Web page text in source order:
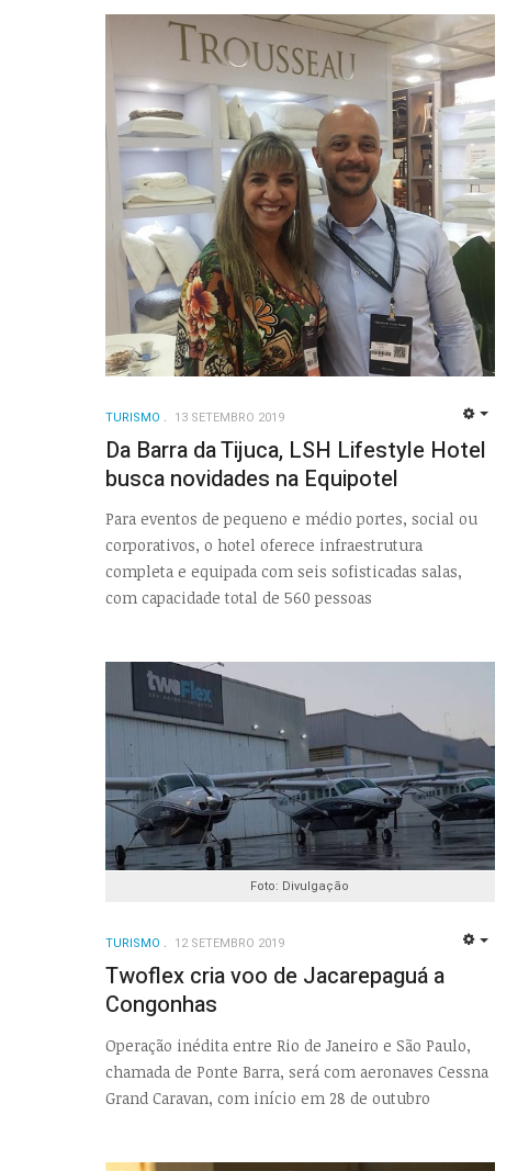
TURISMO 13 SETEMBRO 2019
Da Barra da Tijuca, LSH Lifestyle Hotel
busca novidades na Equipotel
Para eventos de pequeno e médio portes, social ou
corporativos, o hotel oferece infraestrutura
completa e equipada com seis sofisticadas salas,
com capacidade total de 560 pessoas
Foto: Divulgação
TURISMO 12 SETEMBRO 2019
Twoflex cria voo de Jacarepaguá a
Congonhas
Operação inédita entre Rio de Janeiro e São Paulo,
chamada de Ponte Barra, será com aeronaves Cessna
Grand Caravan, com início em 28 de outubro